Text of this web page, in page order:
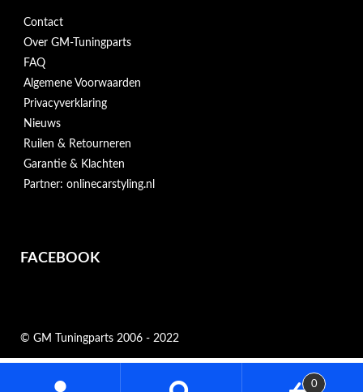
Contact
Over GM-Tuningparts
FAQ
Algemene Voorwaarden
Privacyverklaring
Nieuws
Ruilen & Retourneren
Garantie & Klachten
Partner: onlinecarstyling.nl
FACEBOOK
© GM Tuningparts 2006 - 2022
0